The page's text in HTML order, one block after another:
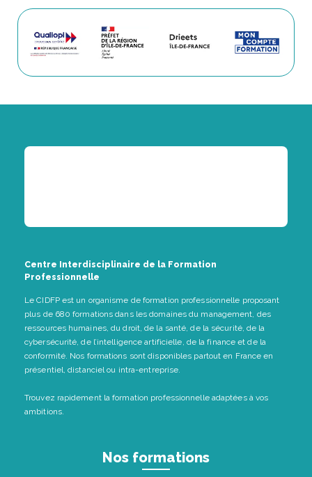
Centre Interdisciplinaire de la Formation
Professionnelle
Le CIDFP est un organisme de formation professionnelle proposant
plus de 680 formations dans les domaines du management, des
ressources humaines, du droit, de la santé, de la sécurité, de la
cybersécurité, de l’intelligence artificielle, de la finance et de la
conformité. Nos formations sont disponibles partout en France en
présentiel, distanciel ou intra-entreprise.
Trouvez rapidement la formation professionnelle adaptées à vos
ambitions.
Nos formations